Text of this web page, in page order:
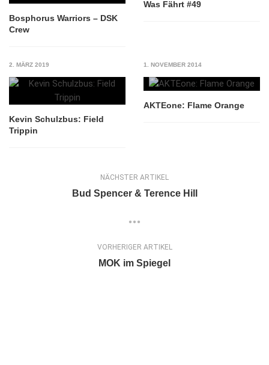
Bosphorus Warriors – DSK
Crew
Was Fährt #49
2. MÄRZ 2019
Kevin Schulzbus: Field
Trippin
1. NOVEMBER 2014
AKTEone: Flame Orange
NÄCHSTER ARTIKEL
Bud Spencer & Terence Hill
VORHERIGER ARTIKEL
MOK im Spiegel